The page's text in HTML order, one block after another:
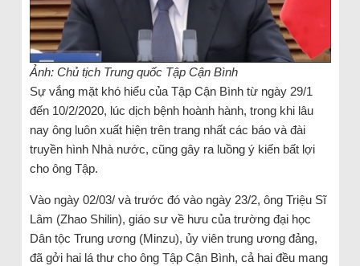
Ảnh: Chủ tịch Trung quốc Tập Cận Bình
Sự vắng mặt khó hiểu của Tập Cận Bình từ ngày 29/1
đến 10/2/2020, lúc dịch bệnh hoành hành, trong khi lâu
nay ông luôn xuất hiện trên trang nhất các báo và đài
truyền hình Nhà nước, cũng gây ra luồng ý kiến bất lợi
cho ông Tập.
Vào ngày 02/03/ và trước đó vào ngày 23/2, ông Triệu Sĩ
Lâm (Zhao Shilin), giáo sư về hưu của trường đại học
Dân tộc Trung ương (Minzu), ủy viên trung ương đảng,
đã gởi hai lá thư cho ông Tập Cận Bình, cả hai đều mang